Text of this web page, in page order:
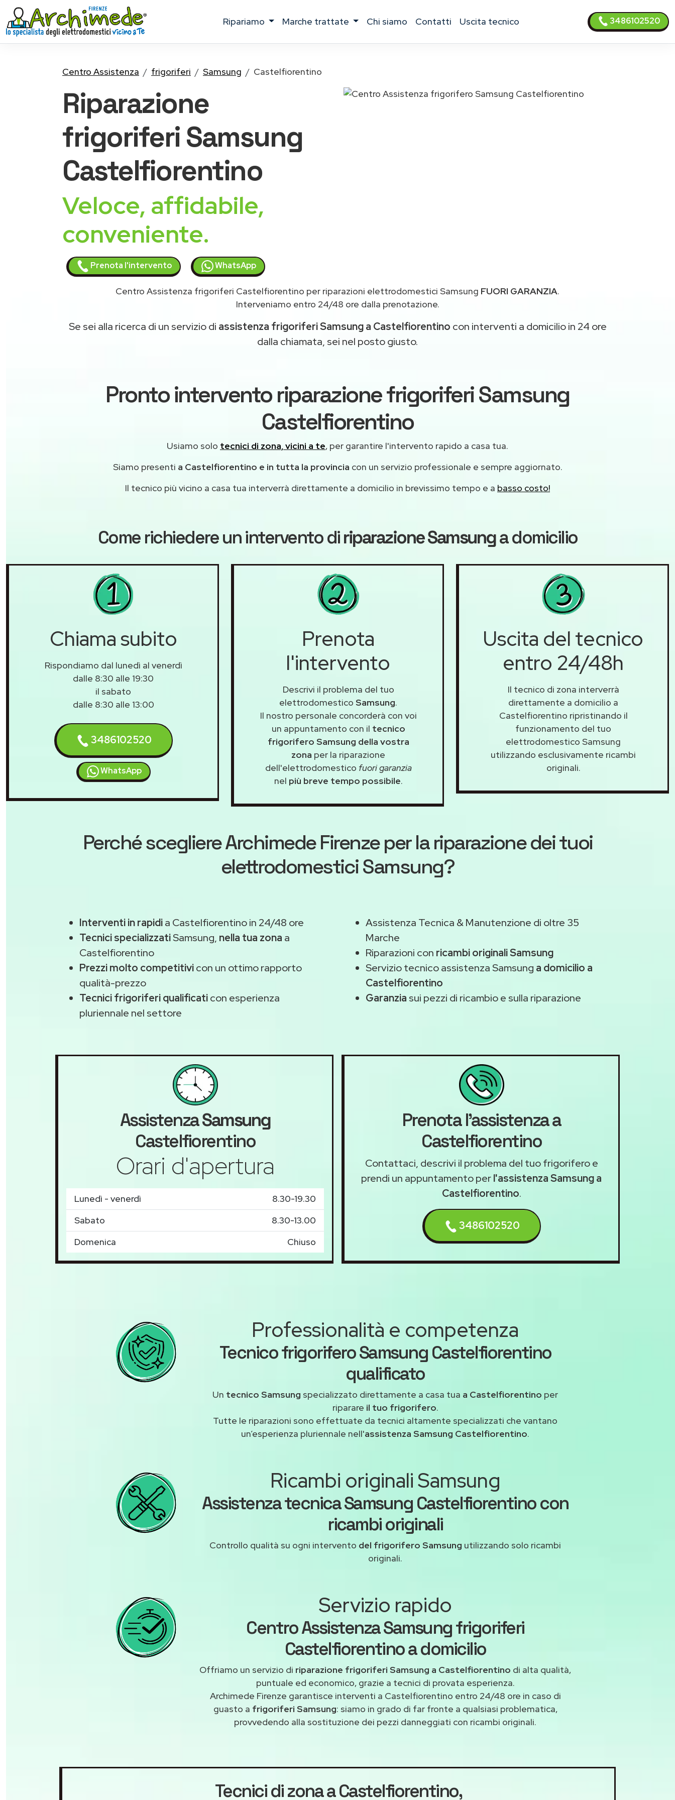
ripariamo marche trattate chi siamo contatti uscita tecnico 3486102520
Centro Assistenza frigoriferi Samsung Castelfiorentino
Riparazione
frigoriferi Samsung
Castelfiorentino
Veloce, affidabile,
conveniente.
Prenota l'intervento WhatsApp
Centro Assistenza frigoriferi Castelfiorentino per riparazioni elettrodomestici Samsung FUORI GARANZIA.
Interveniamo entro 24/48 ore dalla prenotazione.
Se sei alla ricerca di un servizio di assistenza frigoriferi Samsung a Castelfiorentino con interventi a domicilio in 24 ore
dalla chiamata, sei nel posto giusto.
Pronto intervento riparazione frigoriferi Samsung
Castelfiorentino
Usiamo solo tecnici di zona, vicini a te, per garantire l'intervento rapido a casa tua.
Siamo presenti a Castelfiorentino e in tutta la provincia con un servizio professionale e sempre aggiornato.
Il tecnico più vicino a casa tua interverrà direttamente a domicilio in brevissimo tempo e a basso costo!
Come richiedere un intervento diriparazione Samsunga domicilio
Chiama subito
Rispondiamo dal lunedì al venerdì
dalle 8:30 alle 19:30
il sabato
dalle 8:30 alle 13:00
3486102520
WhatsApp
Prenota
l'intervento
Descrivi il problema del tuo
elettrodomestico Samsung.
Il nostro personale concorderà con voi
un appuntamento con il tecnico
frigorifero Samsung della vostra
zona per la riparazione
dell'elettrodomestico fuori garanzia
nel più breve tempo possibile.
Uscita del tecnico
entro 24/48h
Il tecnico di zona interverrà
direttamente a domicilio a
Castelfiorentino ripristinando il
funzionamento del tuo
elettrodomestico Samsung
utilizzando esclusivamente ricambi
originali.
Perché scegliereArchimede Firenzeper la riparazione dei tuoi
elettrodomestici Samsung?
Interventi in rapidia Castelfiorentino in 24/48 ore
Tecnici specializzatiSamsung, nella tua zona a
Castelfiorentino
Prezzi molto competitivicon un ottimo rapporto
qualità-prezzo
Tecnici frigoriferi qualificaticon esperienza
pluriennale nel settore
Assistenza Tecnica & Manutenzione di oltre 35
Marche
Riparazioni con ricambi originali Samsung
Servizio tecnico assistenza Samsung a domicilio a
Castelfiorentino
Garanzia sui pezzi di ricambio e sulla riparazione
AssistenzaSamsung
Castelfiorentino
Orari d'apertura
Lunedì - venerdì
8.30-19.30
Sabato
8.30-13.00
Domenica
Chiuso
Prenota l'assistenza a
Castelfiorentino
Contattaci, descrivi il problema del tuo frigorifero e
prendi un appuntamento perl'assistenza Samsung a
Castelfiorentino.
3486102520
Professionalità e competenza
Tecnico frigorifero Samsung Castelfiorentino
qualificato
Un tecnico Samsung specializzato direttamente a casa tua a Castelfiorentino per
riparare il tuo frigorifero.
Tutte le riparazioni sono effettuate da tecnici altamente specializzati che vantano
un’esperienza pluriennale nell'assistenza Samsung Castelfiorentino.
Ricambi originali Samsung
Assistenza tecnica Samsung Castelfiorentino con
ricambi originali
Controllo qualità su ogni intervento del frigorifero Samsung utilizzando solo ricambi
originali.
Servizio rapido
Centro Assistenza Samsung frigoriferi
Castelfiorentino a domicilio
Offriamo un servizio di riparazione frigoriferi Samsung a Castelfiorentino di alta qualità,
puntuale ed economico, grazie a tecnici di provata esperienza.
Archimede Firenze garantisce interventi a Castelfiorentino entro 24/48 ore in caso di
guasto a frigoriferi Samsung: siamo in grado di far fronte a qualsiasi problematica,
provvedendo alla sostituzione dei pezzi danneggiati con ricambi originali.
Tecnici di zona a Castelfiorentino,